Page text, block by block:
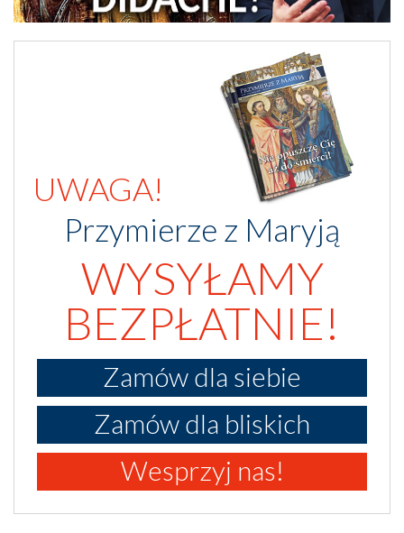
UWAGA!
Przymierze z Maryją
WYSYŁAMY
BEZPŁATNIE!
Zamów dla siebie
Zamów dla bliskich
Wesprzyj nas!